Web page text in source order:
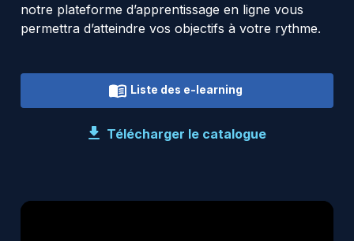
notre plateforme d’apprentissage en ligne vous
permettra d’atteindre vos objectifs à votre rythme.
Liste des e-learning
Télécharger le catalogue